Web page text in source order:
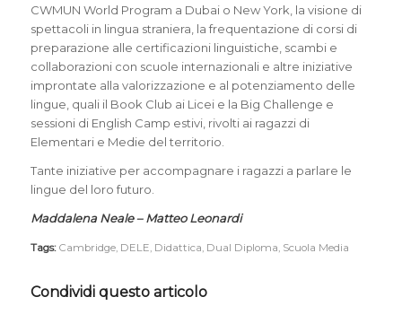
CWMUN World Program a Dubai o New York, la visione di
spettacoli in lingua straniera, la frequentazione di corsi di
preparazione alle certificazioni linguistiche, scambi e
collaborazioni con scuole internazionali e altre iniziative
improntate alla valorizzazione e al potenziamento delle
lingue, quali il Book Club ai Licei e la Big Challenge e
sessioni di English Camp estivi, rivolti ai ragazzi di
Elementari e Medie del territorio.
Tante iniziative per accompagnare i ragazzi a parlare le
lingue del loro futuro.
Maddalena Neale – Matteo Leonardi
Tags: Cambridge, DELE, Didattica, Dual Diploma, Scuola Media
Condividi questo articolo